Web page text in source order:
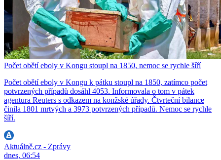
Počet obětí eboly v Kongu stoupl na 1850, nemoc se rychle šíří
Počet obětí eboly v Kongu k pátku stoupl na 1850, zatímco počet
potvrzených případů dosáhl 4053. Informovala o tom v pátek
agentura Reuters s odkazem na konžské úřady. Čtvrteční bilance
činila 1801 mrtvých a 3973 potvrzených případů. Nemoc se rychle
šíří.
Aktuálně.cz - Zprávy
dnes, 06:54